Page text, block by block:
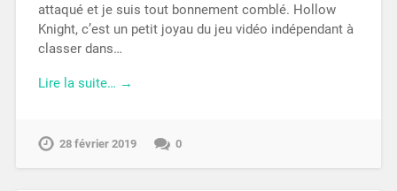
attaqué et je suis tout bonnement comblé. Hollow
Knight, c’est un petit joyau du jeu vidéo indépendant à
classer dans…
Lire la suite… →
28 février 2019 0